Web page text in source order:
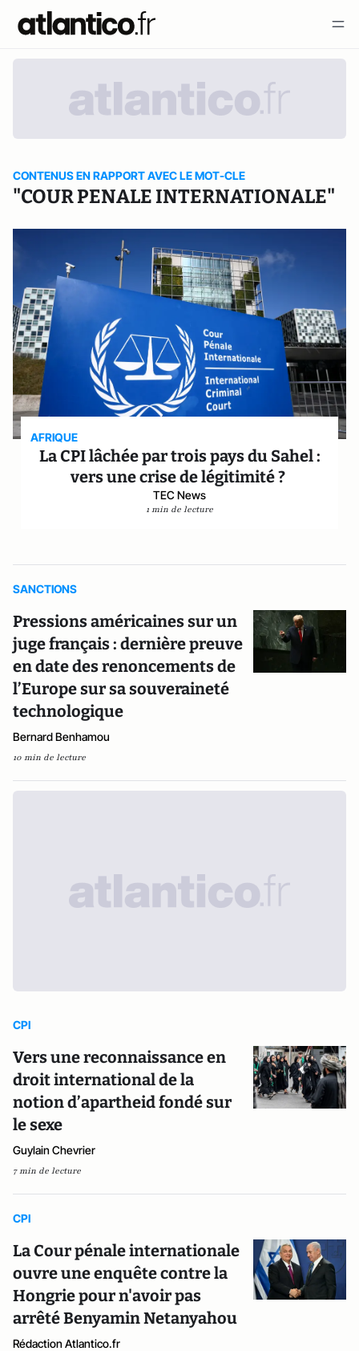
CONTENUS EN RAPPORT AVEC LE MOT-CLE
"COUR PENALE INTERNATIONALE"
AFRIQUE
La CPI lâchée par trois pays du Sahel :
vers une crise de légitimité ?
TEC News
1 min de lecture
SANCTIONS
Pressions américaines sur un
juge français : dernière preuve
en date des renoncements de
l’Europe sur sa souveraineté
technologique
Bernard Benhamou
10 min de lecture
CPI
Vers une reconnaissance en
droit international de la
notion d’apartheid fondé sur
le sexe
Guylain Chevrier
7 min de lecture
CPI
La Cour pénale internationale
ouvre une enquête contre la
Hongrie pour n'avoir pas
arrêté Benyamin Netanyahou
Rédaction Atlantico.fr